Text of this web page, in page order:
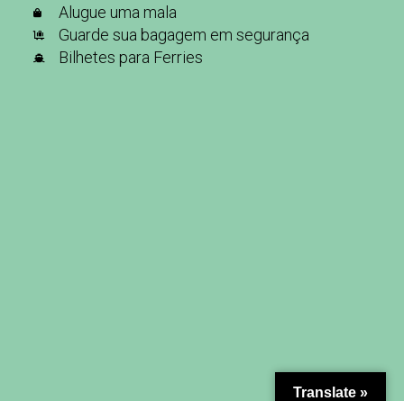
Alugue uma mala
Guarde sua bagagem em segurança
Bilhetes para Ferries
Translate »